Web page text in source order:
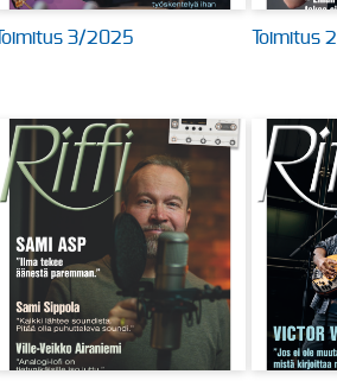
Toimitus 3/2025 Toimitus